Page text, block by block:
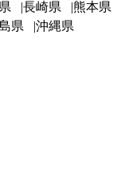
長崎県 熊本県
県 沖縄県